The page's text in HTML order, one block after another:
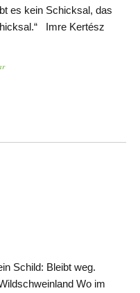
es kein Schicksal, das
Imre Kertész
Schild: Bleibt weg.
Wo im